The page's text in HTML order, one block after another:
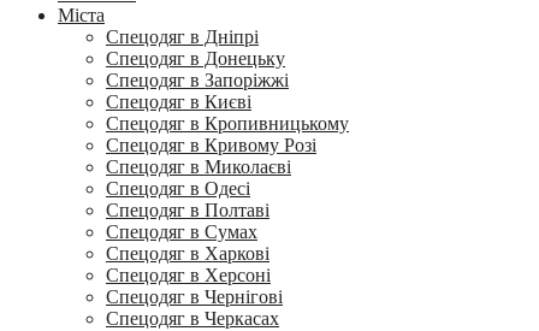
Міста
Спецодяг в Дніпрі
Спецодяг в Донецьку
Спецодяг в Запоріжжі
Спецодяг в Києві
Спецодяг в Кропивницькому
Спецодяг в Кривому Розі
Спецодяг в Миколаєві
Спецодяг в Одесі
Спецодяг в Полтаві
Спецодяг в Сумах
Спецодяг в Харкові
Спецодяг в Херсоні
Спецодяг в Чернігові
Спецодяг в Черкасах